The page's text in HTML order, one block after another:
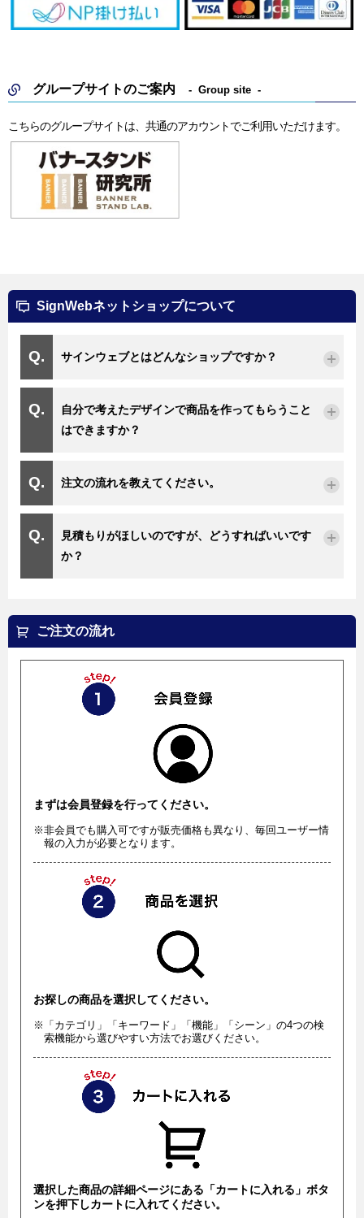
グループサイトのご案内 Group site
こちらのグループサイトは、共通のアカウントでご利用いただけます。
SignWebネットショップについて
サインウェブとはどんなショップですか？
自分で考えたデザインで商品を作ってもらうこと
はできますか？
注文の流れを教えてください。
見積もりがほしいのですが、どうすればいいです
か？
ご注文の流れ
まずは会員登録を行ってください。
※非会員でも購入可ですが販売価格も異なり、毎回ユーザー情
報の入力が必要となります。
お探しの商品を選択してください。
※「カテゴリ」「キーワード」「機能」「シーン」の4つの検
索機能から選びやすい方法でお選びください。
選択した商品の詳細ページにある「カートに入れる」ボタ
ンを押下しカートに入れてください。